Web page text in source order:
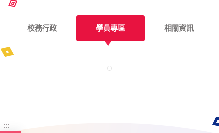
校務行政 學員專區 相關資訊
:::